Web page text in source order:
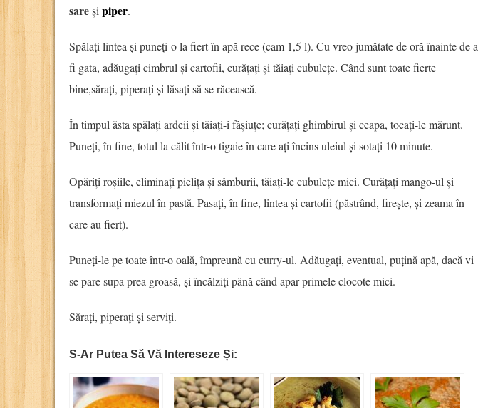
sareși piper.
Spălați lintea și puneți-o la fiert în apă rece (cam 1,5 l). Cu vreo jumătate de oră înainte de a
fi gata, adăugați cimbrul și cartofii, curățați și tăiați cubulețe. Când sunt toate fierte
bine,sărați, piperați și lăsați să se răcească.
În timpul ăsta spălați ardeii și tăiați-i fâșiuțe; curățați ghimbirul și ceapa, tocați-le mărunt.
Puneți, în fine, totul la călit într-o tigaie în care ați încins uleiul și sotați 10 minute.
Opăriți roșiile, eliminați pielița și sâmburii, tăiați-le cubulețe mici. Curățați mango-ul și
transformați miezul în pastă. Pasați, în fine, lintea și cartofii (păstrând, firește, și zeama în
care au fiert).
Puneți-le pe toate într-o oală, împreună cu curry-ul. Adăugați, eventual, puțină apă, dacă vi
se pare supa prea groasă, și încălziți până când apar primele clocote mici.
Sărați, piperați și serviți.
S-Ar Putea Să Vă Intereseze Și: